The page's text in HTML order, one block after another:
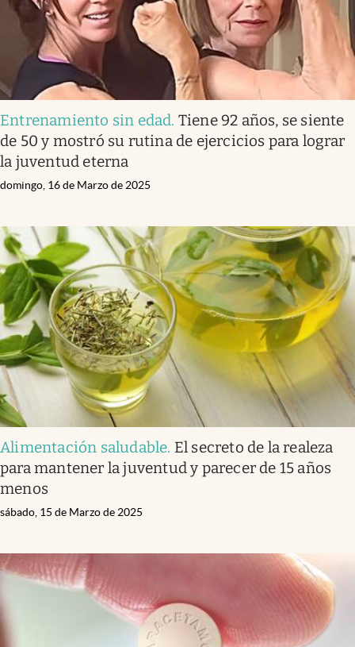
Entrenamiento sin edad. Tiene 92 años, se siente
de 50 y mostró su rutina de ejercicios para lograr
la juventud eterna
domingo, 16 de Marzo de 2025
Alimentación saludable. El secreto de la realeza
para mantener la juventud y parecer de 15 años
menos
sábado, 15 de Marzo de 2025